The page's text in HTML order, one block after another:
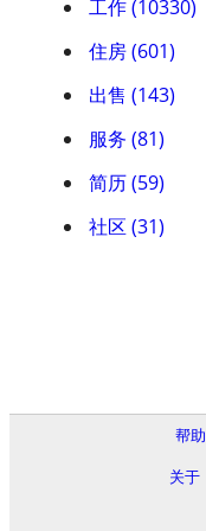
工作 (10330)
住房 (601)
出售 (143)
服务 (81)
简历 (59)
社区 (31)
帮助
关于